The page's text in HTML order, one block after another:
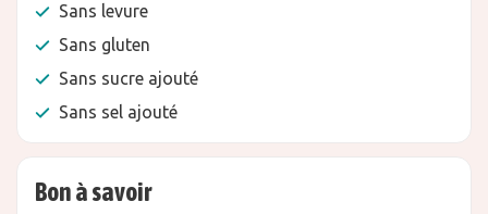
Sans levure
Sans gluten
Sans sucre ajouté
Sans sel ajouté
Bon à savoir